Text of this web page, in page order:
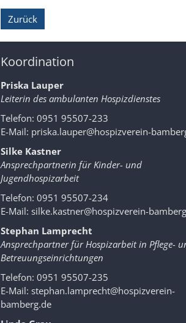
Zurück
Koordination
Priska Lauper
Leiterin des ambulanten Hospizdienstes
Telefon: 0951 95507-233
E-Mail: priska.lauper@hospizverein-
Silke Kastner
Ansprechpartnerin für Kinder- und
Jugendhospizarbeit
Telefon: 0951 95507-234
E-Mail: silke.kastner@hospizverein-
Stephan Lamprecht
Ansprechpartner für Hospizarbeit in Pflege-
Betreuungseinrichtungen
Telefon: 0951 95507-235
E-Mail: stephan.lamprecht@hospizverein-
bamberg.de